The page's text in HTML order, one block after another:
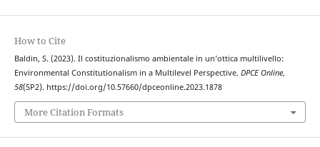
How to Cite
Baldin, S. (2023). Il costituzionalismo ambientale in un’ottica multilivello:
Environmental Constitutionalism in a Multilevel Perspective. DPCE Online,
58(SP2). https://doi.org/10.57660/dpceonline.2023.1878
More Citation Formats